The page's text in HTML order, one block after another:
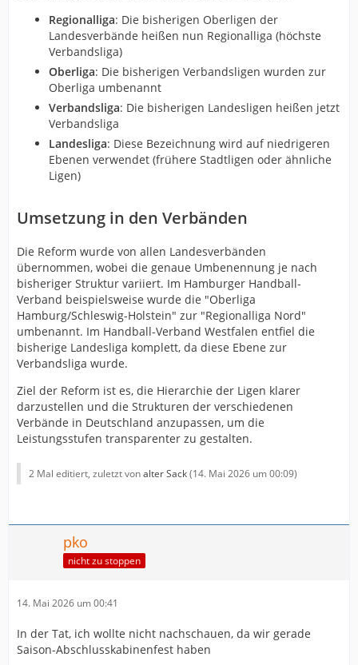
Regionalliga: Die bisherigen Oberligen der
Landesverbände heißen nun Regionalliga (höchste
Verbandsliga)
Oberliga: Die bisherigen Verbandsligen wurden zur
Oberliga umbenannt
Verbandsliga: Die bisherigen Landesligen heißen jetzt
Verbandsliga
Landesliga: Diese Bezeichnung wird auf niedrigeren
Ebenen verwendet (frühere Stadtligen oder ähnliche
Ligen)
Umsetzung in den Verbänden
Die Reform wurde von allen Landesverbänden
übernommen, wobei die genaue Umbenennung je nach
bisheriger Struktur variiert. Im Hamburger Handball-
Verband beispielsweise wurde die "Oberliga
Hamburg/Schleswig-Holstein" zur "Regionalliga Nord"
umbenannt. Im Handball-Verband Westfalen entfiel die
bisherige Landesliga komplett, da diese Ebene zur
Verbandsliga wurde.
Ziel der Reform ist es, die Hierarchie der Ligen klarer
darzustellen und die Strukturen der verschiedenen
Verbände in Deutschland anzupassen, um die
Leistungsstufen transparenter zu gestalten.
2 Mal editiert, zuletzt vonalter Sack(14. Mai 2026 um 00:09)
pko
nicht zu stoppen
14. Mai 2026 um 00:41
In der Tat, ich wollte nicht nachschauen, da wir gerade
Saison-Abschlusskabinenfest haben